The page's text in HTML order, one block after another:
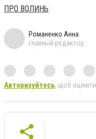
ПРО ВОЛИНЬ
Романенко Анна
главный редактор
Авторизуйтесь, щоб оцінити